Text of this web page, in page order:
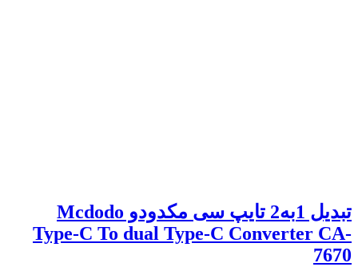
تبدیل 1به2 تایپ سی مکدودو Mcdodo
Type-C To dual Type-C Converter CA-
7670